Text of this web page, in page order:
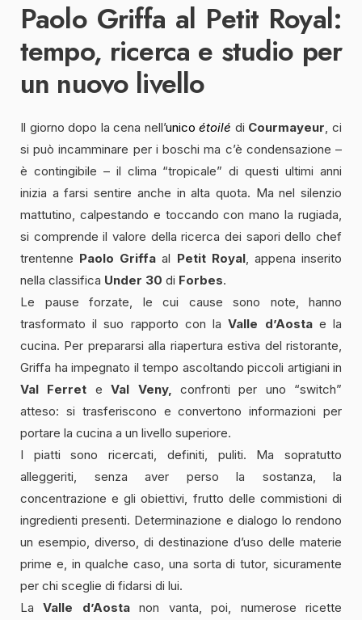
Paolo Griffa al Petit Royal:
tempo, ricerca e studio per
un nuovo livello
Il giorno dopo la cena nell’unicoétoilé di Courmayeur, ci
si può incamminare per i boschi ma c’è condensazione –
è contingibile – il clima “tropicale” di questi ultimi anni
inizia a farsi sentire anche in alta quota. Ma nel silenzio
mattutino, calpestando e toccando con mano la rugiada,
si comprende il valore della ricerca dei sapori dello chef
trentenne Paolo Griffa al Petit Royal, appena inserito
nella classifica Under 30 di Forbes.
Le pause forzate, le cui cause sono note, hanno
trasformato il suo rapporto con laValle d’Aostae la
cucina. Per prepararsi alla riapertura estiva del ristorante,
Griffa ha impegnato il tempo ascoltando piccoli artigiani in
Val Ferret eVal Veny, confronti per uno “switch”
atteso: si trasferiscono e convertono informazioni per
portare la cucina a un livello superiore.
I piatti sono ricercati, definiti, puliti. Ma sopratutto
alleggeriti, senza aver perso la sostanza, la
concentrazione e gli obiettivi, frutto delle commistioni di
ingredienti presenti. Determinazione e dialogo lo rendono
un esempio, diverso, di destinazione d’uso delle materie
prime e, in qualche caso, una sorta di tutor, sicuramente
per chi sceglie di fidarsi di lui.
LaValle d’Aostanon vanta, poi, numerose ricette